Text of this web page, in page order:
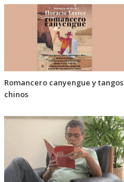
Romancero canyengue y tangos
chinos